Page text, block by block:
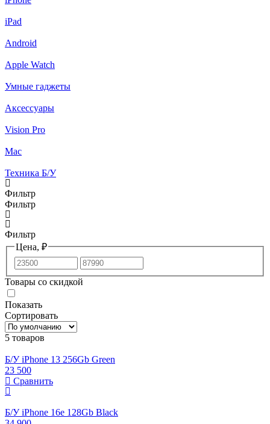
iPad
Android
Apple Watch
Умные гаджеты
Аксессуары
Vision Pro
Mac
Техника Б/У
Фильтр
Фильтр
Фильтр
Цена, ₽
Товары со скидкой
Показать
Сортировать
5 товаров
Б/У iPhone 13 256Gb Green
23 500
Сравнить
Б/У iPhone 16e 128Gb Black